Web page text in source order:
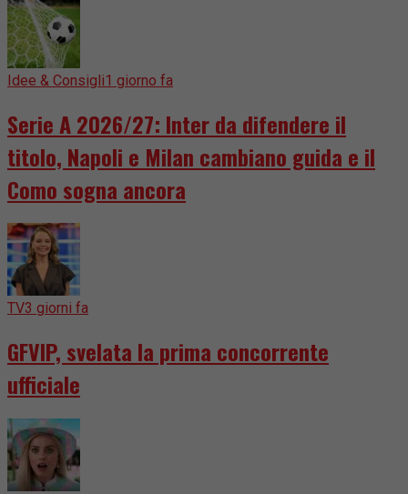
Idee & Consigli1 giorno fa
Serie A 2026/27: Inter da difendere il
titolo, Napoli e Milan cambiano guida e il
Como sogna ancora
TV3 giorni fa
GFVIP, svelata la prima concorrente
ufficiale